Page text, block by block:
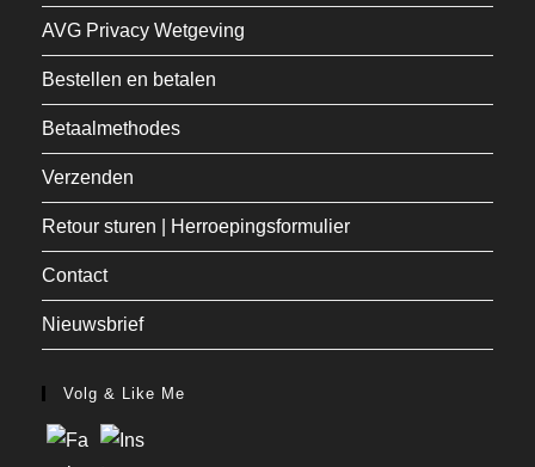
AVG Privacy Wetgeving
Bestellen en betalen
Betaalmethodes
Verzenden
Retour sturen | Herroepingsformulier
Contact
Nieuwsbrief
Volg & Like Me